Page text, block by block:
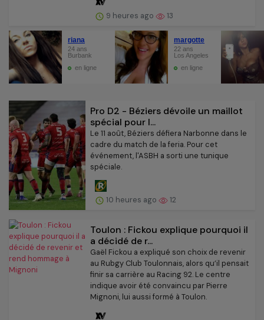
9 heures ago 13
Pro D2 - Béziers dévoile un maillot
spécial pour l...
Le 11 août, Béziers défiera Narbonne dans le
cadre du match de la feria. Pour cet
événement, l'ASBH a sorti une tunique
spéciale.
10 heures ago 12
Toulon : Fickou explique pourquoi il
a décidé de r...
Gaël Fickou a expliqué son choix de revenir
au Rubgy Club Toulonnais, alors qu’il pensait
finir sa carrière au Racing 92. Le centre
indique avoir été convaincu par Pierre
Mignoni, lui aussi formé à Toulon.